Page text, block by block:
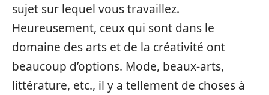
sujet sur lequel vous travaillez.
Heureusement, ceux qui sont dans le
domaine des arts et de la créativité ont
beaucoup d’options. Mode, beaux-arts,
littérature, etc., il y a tellement de choses à